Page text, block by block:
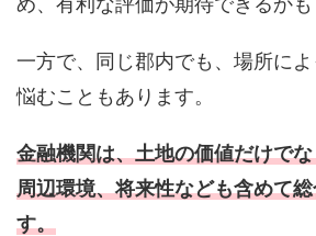
一方で、同じ郡内でも、場所に
悩むこともあります。
金融機関は、土地の価値だけで
周辺環境、将来性なども含めて
す。